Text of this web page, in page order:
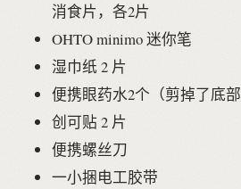
消食片，各2片
OHTO minimo 迷你笔
湿巾纸 2 片
便携眼药水2个（剪掉了底部
创可贴 2 片
便携螺丝刀
一小捆电工胶带